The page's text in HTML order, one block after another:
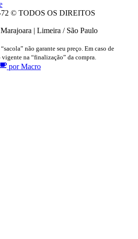
72 © TODOS OS DIREITOS
| Limeira / São Paulo
não garante seu preço. Em caso de
na “finalização” da compra.
por Macro